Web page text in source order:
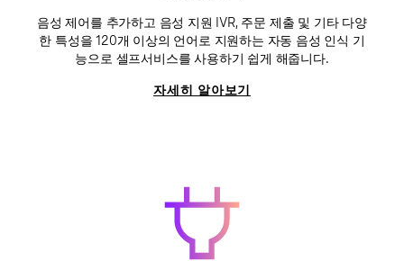
음성 제어를 추가하고 음성 지원 IVR, 주문 제출 및 기타 다양
한 특성을 120개 이상의 언어로 지원하는 자동 음성 인식 기
능으로 셀프서비스를 사용하기 쉽게 해줍니다.
자세히 알아보기